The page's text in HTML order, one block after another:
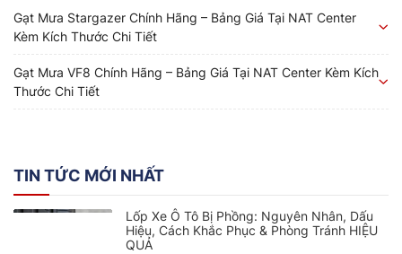
Gạt Mưa Stargazer Chính Hãng – Bảng Giá Tại NAT Center
Kèm Kích Thước Chi Tiết
Gạt Mưa VF8 Chính Hãng – Bảng Giá Tại NAT Center Kèm Kích
Thước Chi Tiết
TIN TỨC MỚI NHẤT
Lốp Xe Ô Tô Bị Phồng: Nguyên Nhân, Dấu
Hiệu, Cách Khắc Phục & Phòng Tránh HIỆU
QUẢ